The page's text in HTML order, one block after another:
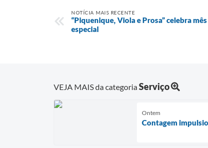
NOTÍCIA MAIS RECENTE
“Piquenique, Viola e Prosa” celebra
especial
VEJA MAIS da categoriaServiço
Ontem
Contagem